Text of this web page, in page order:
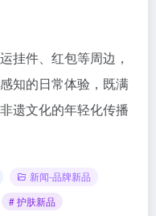
挂件、红包等周边，
知的日常体验，既满
遗文化的年轻化传播
新闻-品牌新品
# 护肤新品